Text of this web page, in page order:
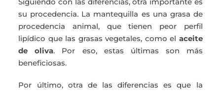
su procedencia. La mantequilla es una grasa de
procedencia animal, que tienen peor perfil
lipídico que las grasas vegetales, como el aceite
de oliva. Por eso, estas últimas son más
beneficiosas.
Por último, otra de las diferencias es que la